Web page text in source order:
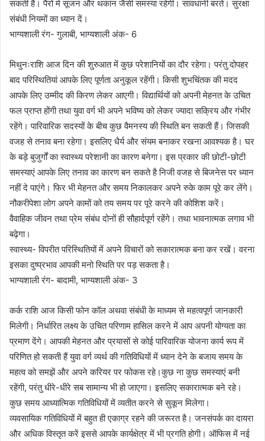
सकती हैं। पैरों में सूजन और थकान जैसी समस्या रहेगी। सावधानी बरतें। सुरक्षा
संबंधी नियमों का ध्यान दें।
भाग्यशाली रंग- गुलाबी, भाग्यशाली अंक- 6
मिथुनःराशि आज दिन की शुरुआत में कुछ परेशानियों का दौर रहेगा। परंतु दोपहर
बाद परिस्थितियां आपके लिए पूर्णता अनुकूल रहेंगी। किसी शुभचिंतक की मदद
आपके लिए उम्मीद की किरण लेकर आएगी। विद्यार्थियों को अपनी मेहनत के उचित
फल प्राप्त होंगी तथा युवा वर्ग भी अपने भविष्य को लेकर ज्यादा सक्रिय और गंभीर
रहेंगे। पारिवारिक सदस्यों के बीच कुछ वैमनस्य की स्थिति बन सकती हैं। जिसकी
वजह से तनाव बना रहेगा। इसलिए धैर्य और संयम बनाकर रखना आवश्यक है। घर
के बड़े बुजुर्गों का स्वास्थ्य परेशानी का कारण बनेगा। इस प्रकार की छोटी-छोटी
समस्याएं आपके लिए तनाव का कारण बन सकते है निजी वजह से बिजनेस पर ध्यान
नहीं दे पाएंगे। फिर भी मेहनत और समय निकालकर अपने रुके काम पूरे कर लेंगे।
नौकरीपेशा लोग अपने कामों को तय समय पर पूरे करने की कोशिश करें।
वैवाहिक जीवन तथा प्रेम संबंध दोनों ही सौहार्दपूर्ण रहेंगे। तथा भावनात्मक लगाव भी
बढ़ेगा।
स्वास्थ्य- विपरीत परिस्थितियों में अपने विचारों को सकारात्मक बना कर रखें। वरना
इसका दुष्प्रभाव आपकी मनो स्थिति पर पड़ सकता है।
भाग्यशाली रंग- बादामी, भाग्यशाली अंक- 3
कर्क राशि आज किसी फोन कॉल अथवा संबंधी के माध्यम से महत्वपूर्ण जानकारी
मिलेगी। निर्धारित लक्ष्य के उचित परिणाम हासिल करने में आप अपनी योग्यता का
प्रमाण देंगे। आपकी मेहनत और प्रयासों से कोई पारिवारिक योजना कार्य रूप में
परिणित हो सकती हैं युवा वर्ग व्यर्थ की गतिविधियों में ध्यान देने के बजाय समय के
महत्व को समझें और अपने करियर पर फोकस रहे।कुछ ना कुछ समस्याएं बनी
रहेंगी, परंतु धीरे-धीरे सब सामान्य भी हो जाएगा। इसलिए सकारात्मक बने रहे।
कुछ समय आध्यात्मिक गतिविधियों में व्यतीत करने से सुकून मिलेगा।
व्यवसायिक गतिविधियों में बहुत ही एकाग्र रहने की जरूरत है। जनसंपर्क का दायरा
और अधिक विस्तृत करें इससे आपके कार्यक्षेत्र में भी प्रगति होगी। ऑफिस में नई